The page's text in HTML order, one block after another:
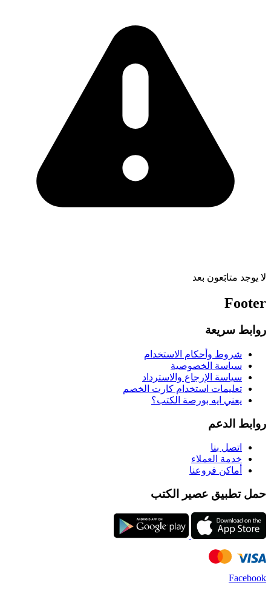
لا يوجد متابَعون بعد
Footer
روابط سريعة
شروط وأحكام الاستخدام
سياسة الخصوصية
سياسة الإرجاع والاسترداد
تعليمات استخدام كارت الخصم
يعني ايه بورصة الكتب؟
روابط الدعم
اتصل بنا
خدمة العملاء
أماكن فروعنا
حمل تطبيق عصير الكتب
Facebook